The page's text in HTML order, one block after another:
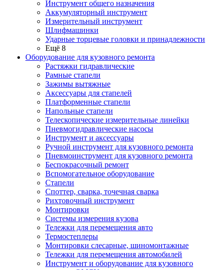
Инструмент общего назначения
Аккумуляторный инструмент
Измерительный инструмент
Шлифмашинки
Ударные торцевые головки и принадлежности
Ещё 8
Оборудование для кузовного ремонта
Растяжки гидравлические
Рамные стапели
Зажимы вытяжные
Аксессуары для стапелей
Платформенные стапели
Напольные стапели
Телескопические измерительные линейки
Пневмогидравлические насосы
Инструмент и аксессуары
Ручной инструмент для кузовного ремонта
Пневмоинструмент для кузовного ремонта
Беспокрасочный ремонт
Вспомогательное оборудование
Стапели
Споттер, сварка, точечная сварка
Рихтовочный инструмент
Монтировки
Системы измерения кузова
Тележки для перемещения авто
Термостеплеры
Монтировки слесарные, шиномонтажные
Тележки для перемещения автомобилей
Инструмент и оборудование для кузовного